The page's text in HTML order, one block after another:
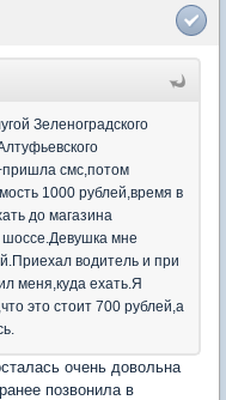
Зеленоградского
смс,потом
1000 рублей,время в
до магазина
мне
водитель и при
меня,куда ехать.Я
это стоит 700 рублей,а
очень довольна
позвонила в